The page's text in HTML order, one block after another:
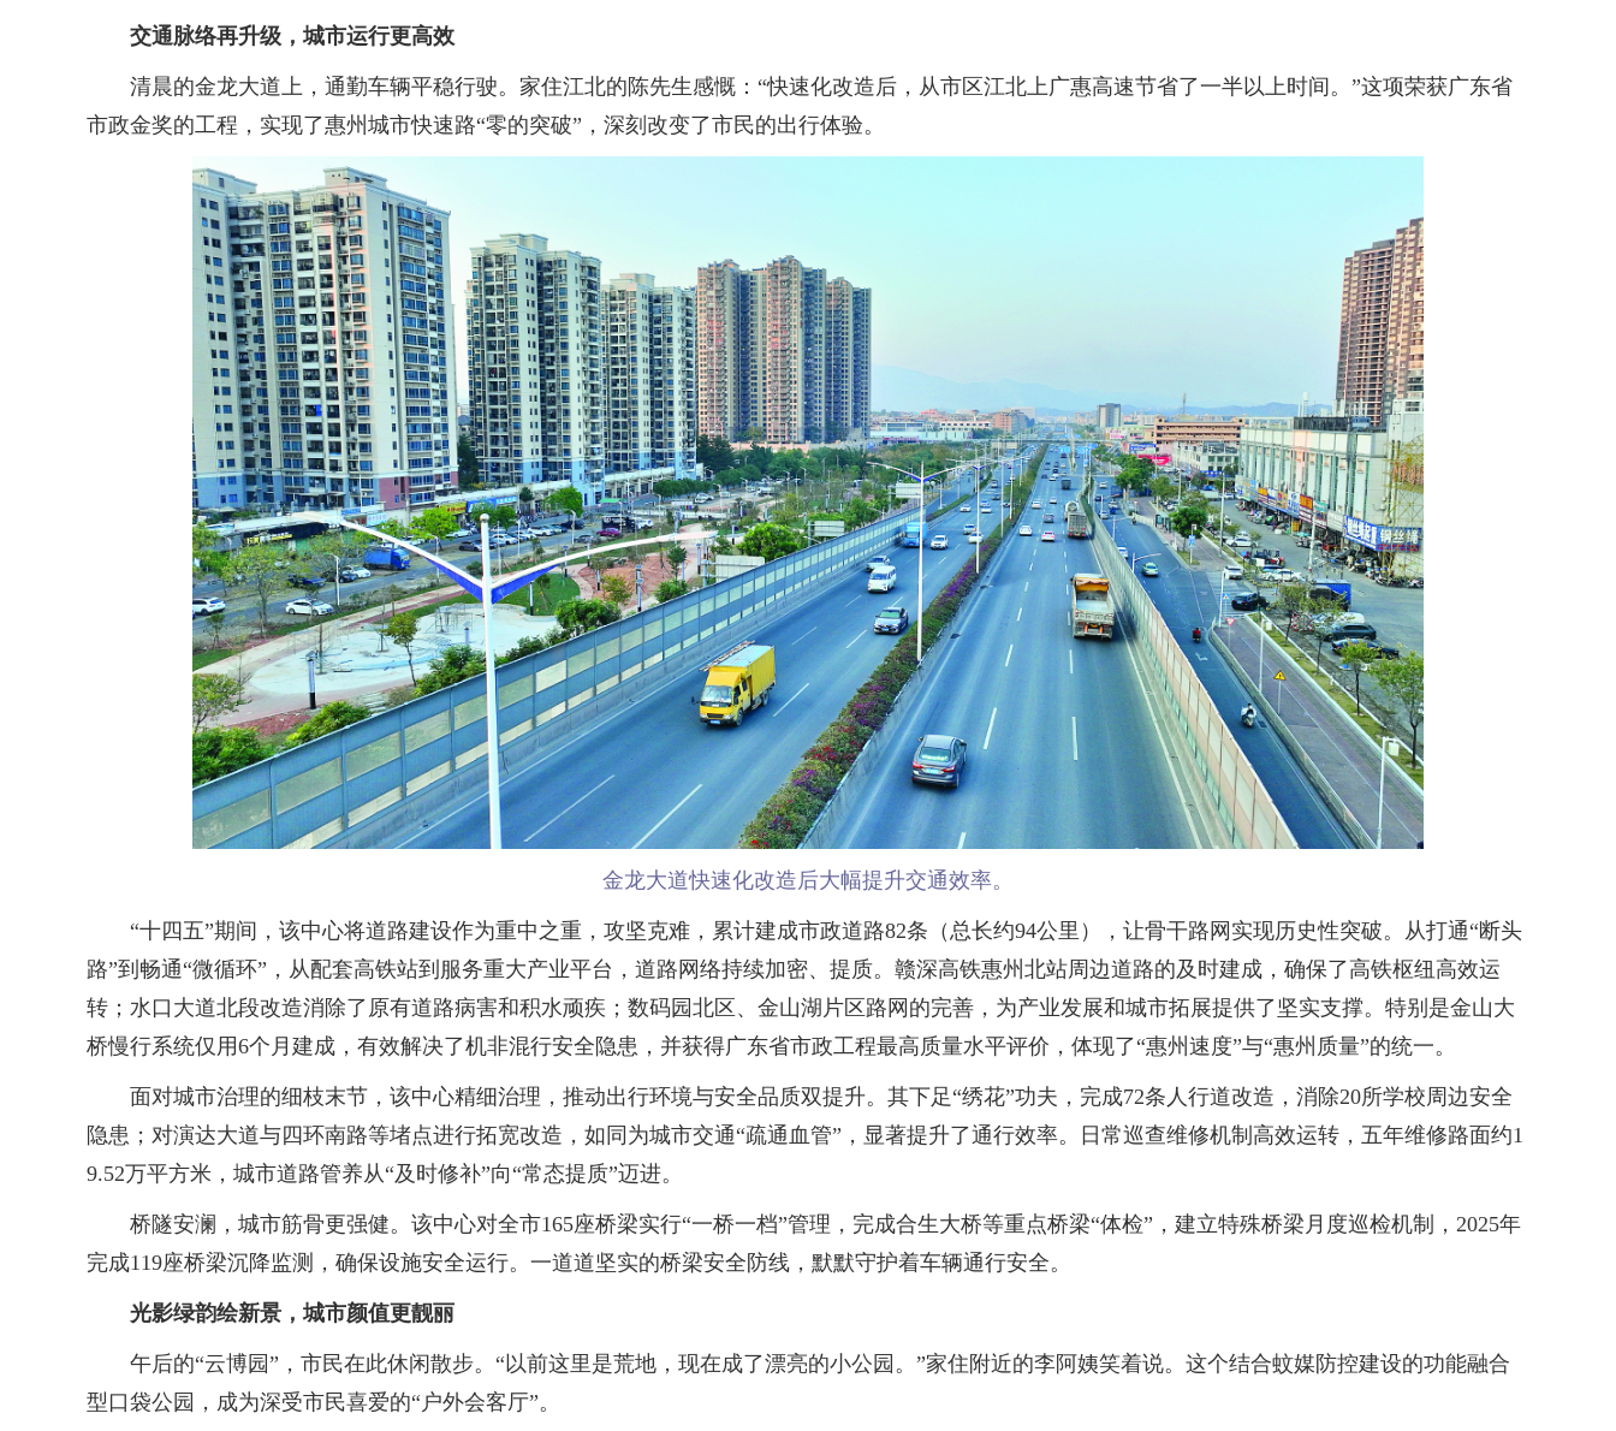
交通脉络再升级，城市运行更高效
清晨的金龙大道上，通勤车辆平稳行驶。家住江北的陈先生感慨：“快速化改造后，从市区江北上广惠高速节省了一半以上时间。”这项荣获广东省
市政金奖的工程，实现了惠州城市快速路“零的突破”，深刻改变了市民的出行体验。
金龙大道快速化改造后大幅提升交通效率。
“十四五”期间，该中心将道路建设作为重中之重，攻坚克难，累计建成市政道路82条（总长约94公里），让骨干路网实现历史性突破。从打通“断头
路”到畅通“微循环”，从配套高铁站到服务重大产业平台，道路网络持续加密、提质。赣深高铁惠州北站周边道路的及时建成，确保了高铁枢纽高效运
转；水口大道北段改造消除了原有道路病害和积水顽疾；数码园北区、金山湖片区路网的完善，为产业发展和城市拓展提供了坚实支撑。特别是金山大
桥慢行系统仅用6个月建成，有效解决了机非混行安全隐患，并获得广东省市政工程最高质量水平评价，体现了“惠州速度”与“惠州质量”的统一。
面对城市治理的细枝末节，该中心精细治理，推动出行环境与安全品质双提升。其下足“绣花”功夫，完成72条人行道改造，消除20所学校周边安全
隐患；对演达大道与四环南路等堵点进行拓宽改造，如同为城市交通“疏通血管”，显著提升了通行效率。日常巡查维修机制高效运转，五年维修路面约1
9.52万平方米，城市道路管养从“及时修补”向“常态提质”迈进。
桥隧安澜，城市筋骨更强健。该中心对全市165座桥梁实行“一桥一档”管理，完成合生大桥等重点桥梁“体检”，建立特殊桥梁月度巡检机制，2025年
完成119座桥梁沉降监测，确保设施安全运行。一道道坚实的桥梁安全防线，默默守护着车辆通行安全。
光影绿韵绘新景，城市颜值更靓丽
午后的“云博园”，市民在此休闲散步。“以前这里是荒地，现在成了漂亮的小公园。”家住附近的李阿姨笑着说。这个结合蚊媒防控建设的功能融合
型口袋公园，成为深受市民喜爱的“户外会客厅”。